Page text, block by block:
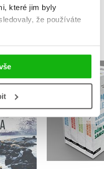
které jim byly
že používáte
ZAJÍMAT
Michaela
Michaela